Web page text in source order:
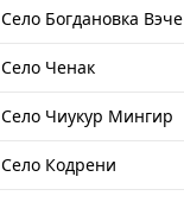
Село Богдановка Вэче
Село Ченак
Село Чиукур Мингир
Село Кодрени